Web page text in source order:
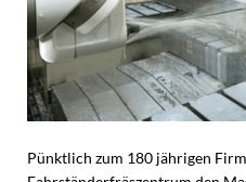
Pünktlich zum 180 jährigen